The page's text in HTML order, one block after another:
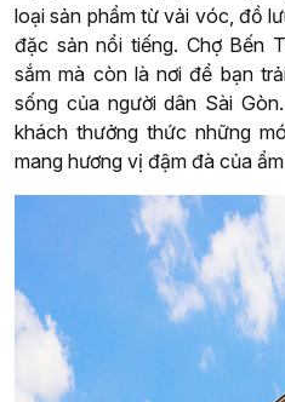
loại sản phẩm từ vải vóc, đồ
đặc sản nổi tiếng. Chợ Bến
sắm mà còn là nơi để bạn
sống của người dân Sài
khách thưởng thức những
mang hương vị đậm đà của